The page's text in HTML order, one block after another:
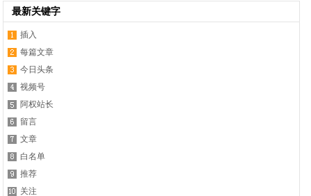
最新关键字
插入
每篇文章
今日头条
视频号
阿权站长
留言
文章
白名单
推荐
关注